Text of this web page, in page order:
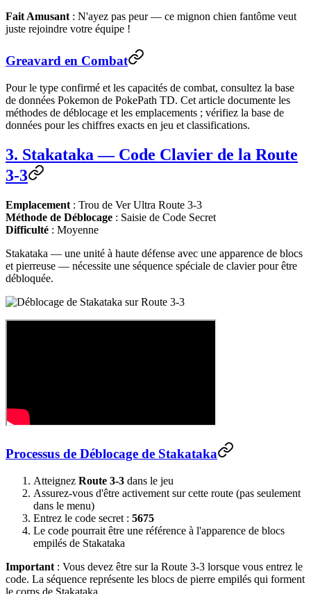
Fait Amusant : N'ayez pas peur — ce mignon chien fantôme veut
juste rejoindre votre équipe !
Greavard en Combat
Pour le type confirmé et les capacités de combat, consultez la base
de données Pokemon de PokePath TD. Cet article documente les
méthodes de déblocage et les emplacements ; vérifiez la base de
données pour les chiffres exacts en jeu et classifications.
3. Stakataka — Code Clavier de la Route
3-3
Emplacement : Trou de Ver Ultra Route 3-3
Méthode de Déblocage : Saisie de Code Secret
Difficulté : Moyenne
Stakataka — une unité à haute défense avec une apparence de blocs
et pierreuse — nécessite une séquence spéciale de clavier pour être
débloquée.
Processus de Déblocage de Stakataka
Atteignez Route 3-3 dans le jeu
Assurez-vous d'être activement sur cette route (pas seulement
dans le menu)
Entrez le code secret : 5675
Le code pourrait être une référence à l'apparence de blocs
empilés de Stakataka
Important : Vous devez être sur la Route 3-3 lorsque vous entrez le
code. La séquence représente les blocs de pierre empilés qui forment
le corps de Stakataka.